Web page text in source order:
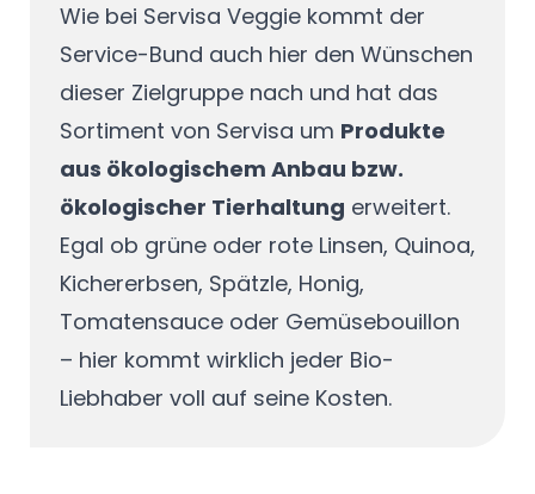
Wie bei Servisa Veggie kommt der
Service-Bund auch hier den Wünschen
dieser Zielgruppe nach und hat das
Sortiment von Servisa um Produkte
aus ökologischem Anbau bzw.
ökologischer Tierhaltung erweitert.
Egal ob grüne oder rote Linsen, Quinoa,
Kichererbsen, Spätzle, Honig,
Tomatensauce oder Gemüsebouillon
– hier kommt wirklich jeder Bio-
Liebhaber voll auf seine Kosten.